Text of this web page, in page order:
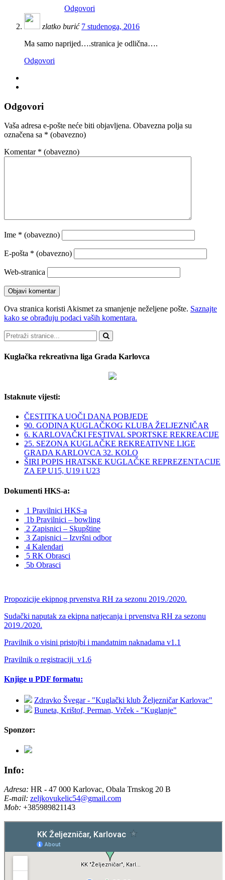
Odgovori
zlatko burić 7 studenoga, 2016
Ma samo naprijed….stranica je odlična….
Odgovori
Odgovori
Vaša adresa e-pošte neće biti objavljena. Obavezna polja su
označena sa * (obavezno)
Komentar * (obavezno)
Ime * (obavezno)
E-pošta * (obavezno)
Web-stranica
Ova stranica koristi Akismet za smanjenje neželjene pošte. Saznajte
kako se obrađuju podaci vaših komentara.
Pretraži
Kuglačka rekreativna liga Grada Karlovca
Istaknute vijesti:
ČESTITKA UOČI DANA POBJEDE
90. GODINA KUGLAČKOG KLUBA ŽELJEZNIČAR
6. KARLOVAČKI FESTIVAL SPORTSKE REKREACIJE
25. SEZONA KUGLAČKE REKREATIVNE LIGE
GRADA KARLOVCA 32. KOLO
ŠIRI POPIS HRATSKE KUGLAČKE REPREZENTACIJE
ZA EP U15, U19 i U23
Dokumenti HKS-a:
1 Pravilnici HKS-a
1b Pravilnici – bowling
2 Zapisnici – Skupštine
3 Zapisnici – Izvršni odbor
4 Kalendari
5 RK Obrasci
5b Obrasci
Propozicije ekipnog prvenstva RH za sezonu 2019./2020.
Sudački naputak za ekipna natjecanja i prvenstva RH za sezonu
2019./2020.
Pravilnik o visini pristojbi i mandatnim naknadama v1.1
Pravilnik o registraciji_v1.6
Knjige u PDF formatu:
Zdravko Švegar - "Kuglački klub Željezničar Karlovac"
Buneta, Krištof, Perman, Vrček - "Kuglanje"
Sponzor:
Info:
Adresa: HR - 47 000 Karlovac, Obala Trnskog 20 B
E-mail: zeljkovukelic54@gmail.com
Mob: +385989821143